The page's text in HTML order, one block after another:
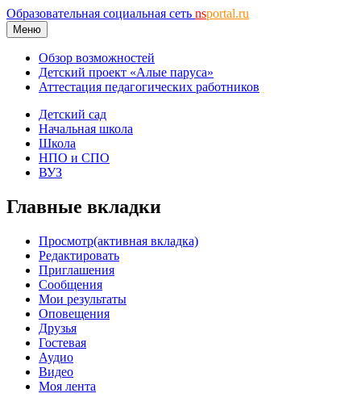
Образовательная социальная сеть nsportal.ru
Меню
Обзор возможностей
Детский проект «Алые паруса»
Аттестация педагогических работников
Детский сад
Начальная школа
Школа
НПО и СПО
ВУЗ
Главные вкладки
Просмотр(активная вкладка)
Редактировать
Приглашения
Сообщения
Мои результаты
Оповещения
Друзья
Гостевая
Аудио
Видео
Моя лента